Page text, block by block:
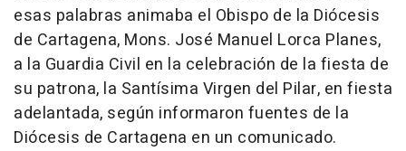
esas palabras animaba el Obispo de la Diócesis
de Cartagena, Mons. José Manuel Lorca Planes,
a la Guardia Civil en la celebración de la fiesta de
su patrona, la Santísima Virgen del Pilar, en fiesta
adelantada, según informaron fuentes de la
Diócesis de Cartagena en un comunicado.